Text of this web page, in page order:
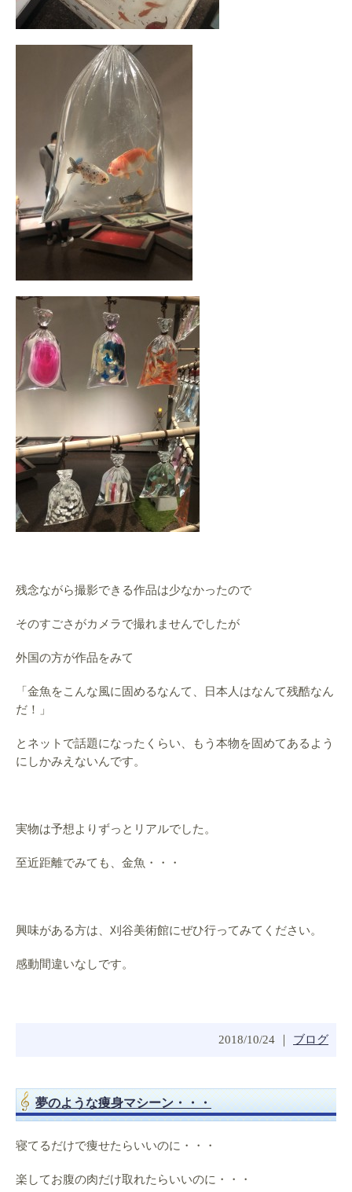
残念ながら撮影できる作品は少なかったので
そのすごさがカメラで撮れませんでしたが
外国の方が作品をみて
「金魚をこんな風に固めるなんて、日本人はなんて残酷なん
だ！」
とネットで話題になったくらい、もう本物を固めてあるよう
にしかみえないんです。
実物は予想よりずっとリアルでした。
至近距離でみても、金魚・・・
興味がある方は、刈谷美術館にぜひ行ってみてください。
感動間違いなしです。
2018/10/24 ｜ ブログ
夢のような痩身マシーン・・・
寝てるだけで痩せたらいいのに・・・
楽してお腹の肉だけ取れたらいいのに・・・